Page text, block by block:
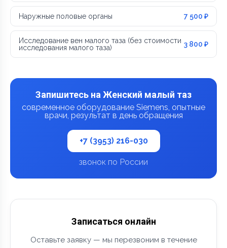
Наружные половые органы 7 500 ₽
Исследование вен малого таза (без стоимости
исследования малого таза)
3 800 ₽
Запишитесь на Женский малый таз
современное оборудование Siemens, опытные
врачи, результат в день обращения
+7 (3953) 216-030
звонок по России
Записаться онлайн
Оставьте заявку — мы перезвоним в течение